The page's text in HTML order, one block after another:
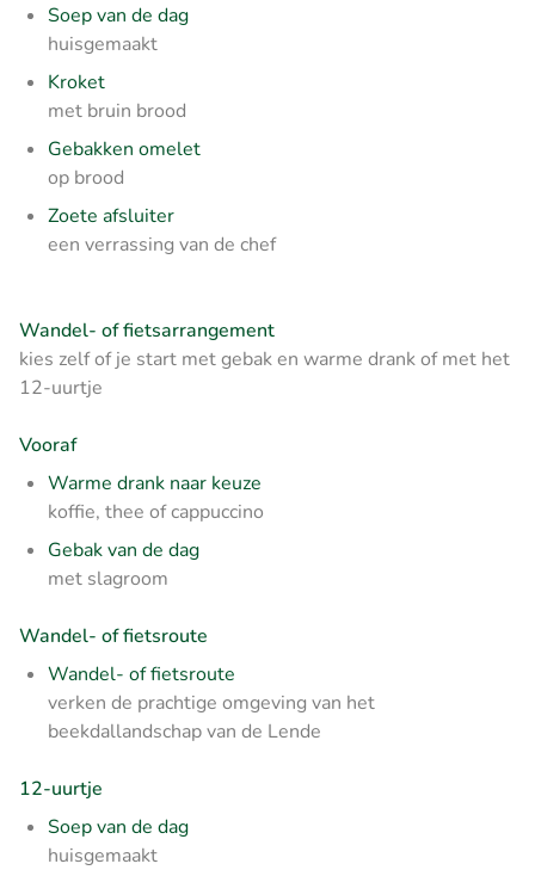
Soep van de dag
huisgemaakt
Kroket
met bruin brood
Gebakken omelet
op brood
Zoete afsluiter
een verrassing van de chef
Wandel- of fietsarrangement
kies zelf of je start met gebak en warme drank of met het
12-uurtje
Vooraf
Warme drank naar keuze
koffie, thee of cappuccino
Gebak van de dag
met slagroom
Wandel- of fietsroute
Wandel- of fietsroute
verken de prachtige omgeving van het
beekdallandschap van de Lende
12-uurtje
Soep van de dag
huisgemaakt